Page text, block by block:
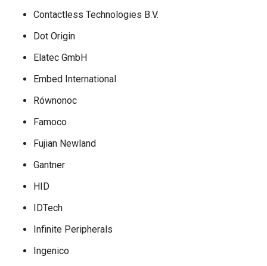
Contactless Technologies B.V.
Dot Origin
Elatec GmbH
Embed International
Równonoc
Famoco
Fujian Newland
Gantner
HID
IDTech
Infinite Peripherals
Ingenico